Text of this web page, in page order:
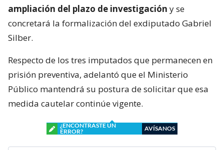
ampliación del plazo de investigación y se
concretará la formalización del exdiputado Gabriel
Silber.
Respecto de los tres imputados que permanecen en
prisión preventiva, adelantó que el Ministerio
Público mantendrá su postura de solicitar que esa
medida cautelar continúe vigente.
¿ENCONTRASTE UN
ERROR?
AVÍSANOS